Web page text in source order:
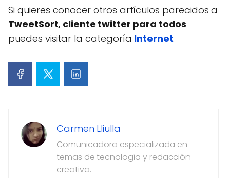
Si quieres conocer otros artículos parecidos a
TweetSort, cliente twitter para todos
puedes visitar la categoría Internet.
Carmen Lliulla
Comunicadora especializada en
temas de tecnología y redacción
creativa.